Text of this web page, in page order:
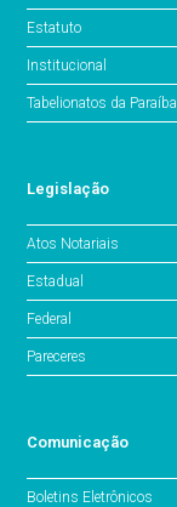
Estatuto
Institucional
Tabelionatos da Paraíba
Legislação
Atos Notariais
Estadual
Federal
Pareceres
Comunicação
Boletins Eletrônicos